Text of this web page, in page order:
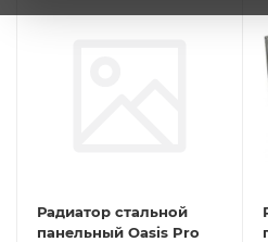
Радиатор стальной
панельный Oasis Pro